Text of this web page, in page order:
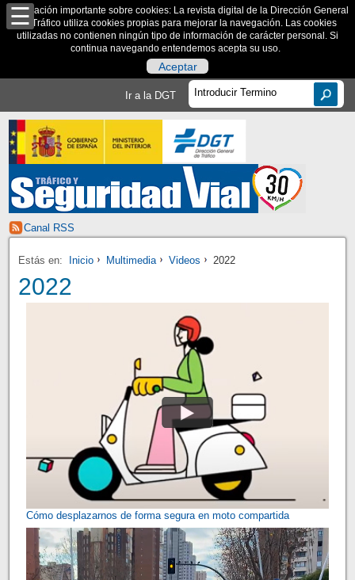
Información importante sobre cookies: La revista digital de la Dirección General
de Tráfico utiliza cookies propias para mejorar la navegación. Las cookies
utilizadas no contienen ningún tipo de información de carácter personal. Si
continua navegando entendemos acepta su uso.
Aceptar
Ir a la DGT
Canal RSS
Estás en: Inicio Multimedia Videos 2022
2022
Cómo desplazarnos de forma segura en moto compartida